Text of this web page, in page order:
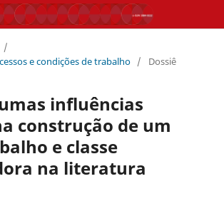
/
e condições de trabalho / Dossiê
influências
construção de um
e classe
na literatura